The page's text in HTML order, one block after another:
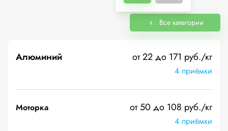
Все категории
Алюминий от 22 до 171 руб./кг
4 приёмки
Моторка от 50 до 108 руб./кг
4 приёмки